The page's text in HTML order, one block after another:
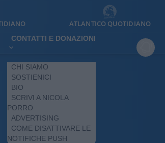
ATLANTICO QUOTIDIANO
CONTATTI E DONAZIONI
CHI SIAMO
SOSTIENICI
BIO
SCRIVI A NICOLA
PORRO
ADVERTISING
COME DISATTIVARE LE
NOTIFICHE PUSH